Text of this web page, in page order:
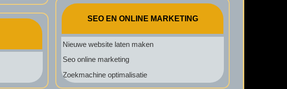
SEO EN ONLINE MARKETING
Nieuwe website laten maken
Seo online marketing
Zoekmachine optimalisatie